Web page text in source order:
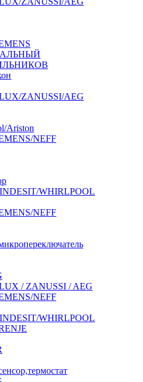
ZANUSSI/AEG
Ariston
NEFF
WHIRLPOOL
NEFF
/ ZANUSSI / AEG
NEFF
WHIRLPOOL